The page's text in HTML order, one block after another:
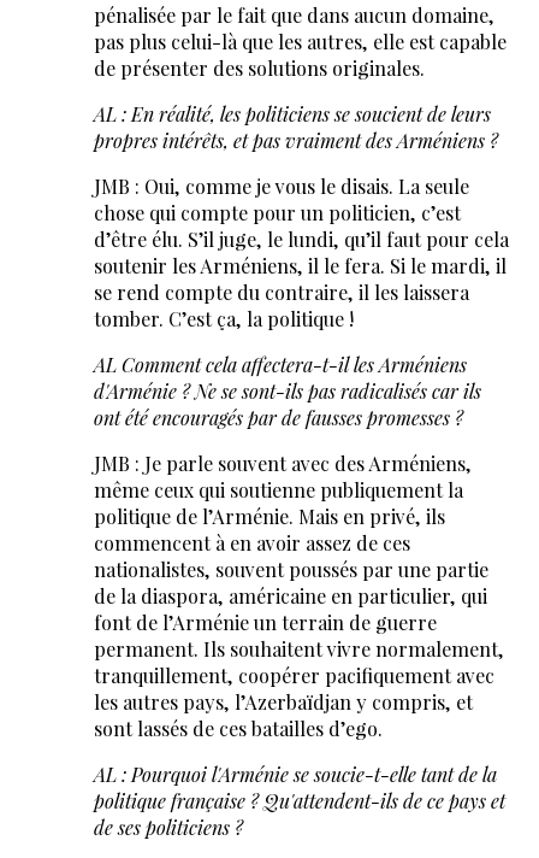
pénalisée par le fait que dans aucun domaine,
pas plus celui-là que les autres, elle est capable
de présenter des solutions originales.
AL : En réalité, les politiciens se soucient de leurs
propres intérêts, et pas vraiment des Arméniens ?
JMB : Oui, comme je vous le disais. La seule
chose qui compte pour un politicien, c’est
d’être élu. S’il juge, le lundi, qu’il faut pour cela
soutenir les Arméniens, il le fera. Si le mardi, il
se rend compte du contraire, il les laissera
tomber. C’est ça, la politique !
AL Comment cela affectera-t-il les Arméniens
d'Arménie ? Ne se sont-ils pas radicalisés car ils
ont été encouragés par de fausses promesses ?
JMB : Je parle souvent avec des Arméniens,
même ceux qui soutienne publiquement la
politique de l’Arménie. Mais en privé, ils
commencent à en avoir assez de ces
nationalistes, souvent poussés par une partie
de la diaspora, américaine en particulier, qui
font de l’Arménie un terrain de guerre
permanent. Ils souhaitent vivre normalement,
tranquillement, coopérer pacifiquement avec
les autres pays, l’Azerbaïdjan y compris, et
sont lassés de ces batailles d’ego.
AL : Pourquoi l'Arménie se soucie-t-elle tant de la
politique française ? Qu'attendent-ils de ce pays et
de ses politiciens ?